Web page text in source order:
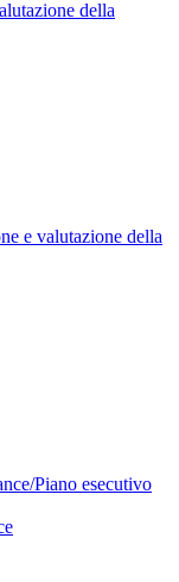
della
e valutazione della
Piano esecutivo